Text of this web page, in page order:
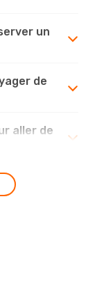
un
de
aller de